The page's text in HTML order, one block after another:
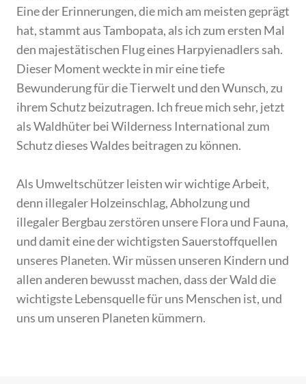
Eine der Erinnerungen, die mich am meisten geprägt
hat, stammt aus Tambopata, als ich zum ersten Mal
den majestätischen Flug eines Harpyienadlers sah.
Dieser Moment weckte in mir eine tiefe
Bewunderung für die Tierwelt und den Wunsch, zu
ihrem Schutz beizutragen. Ich freue mich sehr, jetzt
als Waldhüter bei Wilderness International zum
Schutz dieses Waldes beitragen zu können.
Als Umweltschützer leisten wir wichtige Arbeit,
denn illegaler Holzeinschlag, Abholzung und
illegaler Bergbau zerstören unsere Flora und Fauna,
und damit eine der wichtigsten Sauerstoffquellen
unseres Planeten. Wir müssen unseren Kindern und
allen anderen bewusst machen, dass der Wald die
wichtigste Lebensquelle für uns Menschen ist, und
uns um unseren Planeten kümmern.